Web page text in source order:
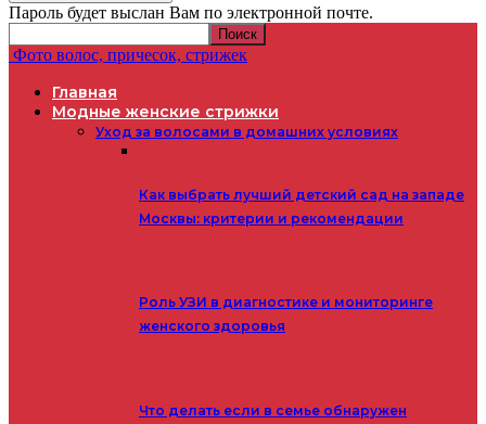
Пароль будет выслан Вам по электронной почте.
Фото волос, причесок, стрижек
Главная
Модные женские стрижки
Уход за волосами в домашних условиях
Как выбрать лучший детский сад на западе
Москвы: критерии и рекомендации
Роль УЗИ в диагностике и мониторинге
женского здоровья
Что делать если в семье обнаружен